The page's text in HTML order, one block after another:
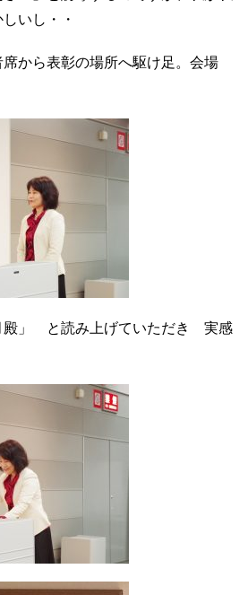
いし・・
席から表彰の場所へ駆け足。会場
殿」 と読み上げていただき 実感